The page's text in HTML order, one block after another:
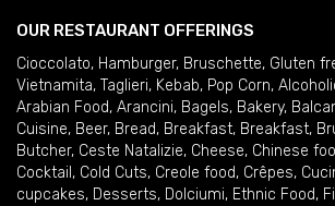
OUR RESTAURANT OFFERINGS
Cioccolato, Hamburger, Bruschette, Gluten
Vietnamita, Taglieri, Kebab, Pop Corn,
Arabian Food, Arancini, Bagels, Bakery,
Cuisine, Beer, Bread, Breakfast, Breakfast,
Butcher, Ceste Natalizie, Cheese, Chinese
Cocktail , Cold Cuts, Creole food, Crêpes,
cupcakes, Desserts, Dolciumi, Ethnic Food,